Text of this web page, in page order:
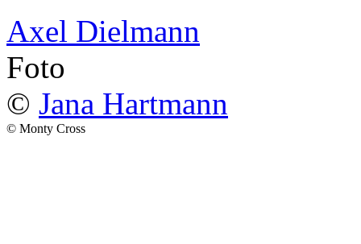
Axel Dielmann
Foto
© Jana Hartmann
© Monty Cross